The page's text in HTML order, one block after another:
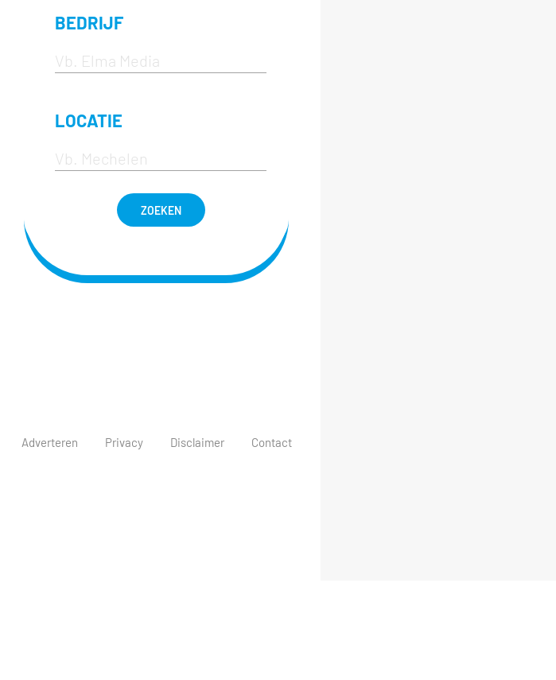
BEDRIJF
LOCATIE
ZOEKEN
Adverteren Privacy Disclaimer Contact